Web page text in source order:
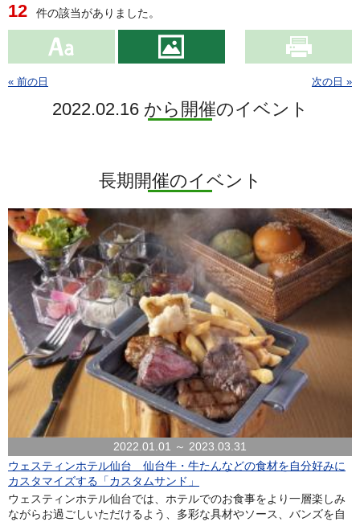
12 件の該当がありました。
« 前の日 次の日 »
2022.02.16 から開催のイベント
長期開催のイベント
2022.01.01 ～ 2023.03.31
ウェスティンホテル仙台 仙台牛・牛たんなどの食材を自分好みに
カスタマイズする「カスタムサンド」
ウェスティンホテル仙台では、ホテルでのお食事をより一層楽しみ
ながらお過ごしいただけるよう、多彩な具材やソース、バンズを自